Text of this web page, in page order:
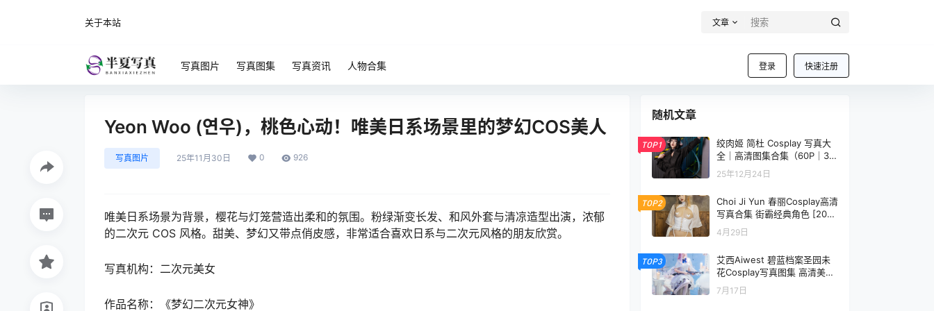
关于本站 文章
登录 快速注册
写真图片 写真图集 写真资讯 人物合集
Yeon Woo (연우)，桃色心动！唯美日系场景里的梦幻COS美人
写真图片 25年11月30日 0 926
唯美日系场景为背景，樱花与灯笼营造出柔和的氛围。粉绿渐变长发、和风外套与清凉造型出演，浓郁
的二次元 COS 风格。甜美、梦幻又带点俏皮感，非常适合喜欢日系与二次元风格的朋友欣赏。
写真机构：二次元美女
作品名称：《梦幻二次元女神》
随机文章
TOP1
绞肉姬 简杜 Cosplay 写真大
全｜高清图集合集（60P｜38
2MB）
25年12月24日
TOP2
Choi Ji Yun 春丽Cosplay高清
写真合集 街霸经典角色 [20P
／175MB]
4月29日
TOP3
艾西Aiwest 碧蓝档案圣园未
花Cosplay写真图集 高清美图
合集 40P (415.8M)
7月17日